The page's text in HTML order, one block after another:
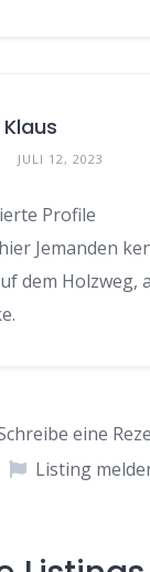
Klaus
JULI 12, 2023
Profile
Jemanden
dem Holzweg,
eine
Listing